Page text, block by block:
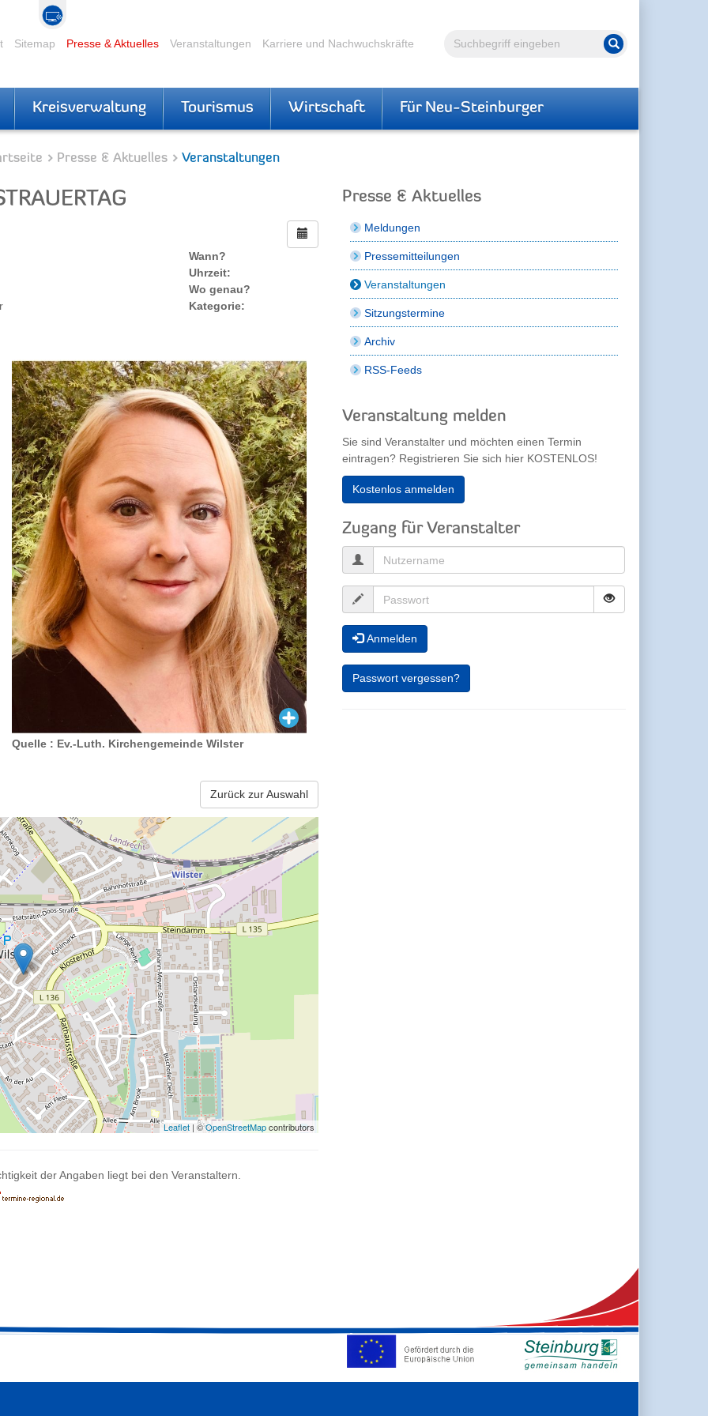
Volltextsuche Suche starten
Sitemap Presse & Aktuelles Veranstaltungen Karriere und Nachwuchskräfte
Kreisverwaltung Tourismus Wirtschaft Für Neu-Steinburger
Presse & Aktuelles Veranstaltungen
Wann?
Uhrzeit:
Wo genau?
Kategorie:
Quelle : Ev.-Luth. Kirchengemeinde Wilster
Zurück zur Auswahl
Leaflet | ©OpenStreetMapcontributors
der Angaben liegt bei den Veranstaltern.
Presse & Aktuelles
Meldungen
Pressemitteilungen
Veranstaltungen
Sitzungstermine
Archiv
RSS-Feeds
Veranstaltung melden
Sie sind Veranstalter und möchten einen Termin
eintragen? Registrieren Sie sich hier KOSTENLOS!
Kostenlos anmelden
Zugang für Veranstalter
Anmelden
Passwort vergessen?